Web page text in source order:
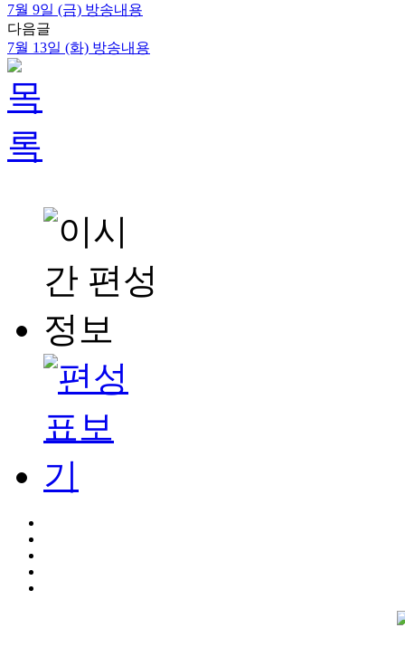
7월 9일 (금) 방송내용
다음글
7월 13일 (화) 방송내용